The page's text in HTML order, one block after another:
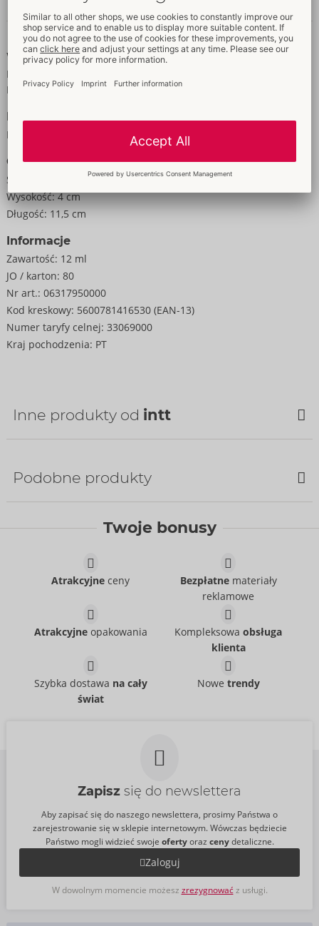
Dane i własności
Właściwości
Dla Pań
Dla Panów
Rozmiar
Masa:
Opakowanie
Szerokość:
Wysokość: 4 cm
Długość: 11,5 cm
Informacje
Zawartość: 12 ml
JO / karton: 80
Nr art.: 06317950000
Kod kreskowy: 5600781416530 (EAN-13)
Numer taryfy celnej: 33069000
Kraj pochodzenia: PT
Inne produkty od intt
06317100000
15 ml
Hydra Plus
06316800000
Cena sugerowana:
100 ml
Podobne produkty
06308530000
Cena sugerowana:
Blackberry Vibration!
06313960000
Twoje bonusy
Atrakcyjne ceny Bezpłatnemateriały
reklamowe
Atrakcyjneopakowania Kompleksowaobsługa
klienta
Szybka dostawa na cały
świat
Nowe trendy
Zapisz się do newslettera
Aby zapisać się do naszego newslettera, prosimy Państwa o
zarejestrowanie się w sklepie internetowym. Wówczas będziecie
Państwo mogli widzieć swoje ofertyoraz cenydetaliczne.
Zaloguj
W dowolnym momencie możesz zrezygnowaćz usługi.